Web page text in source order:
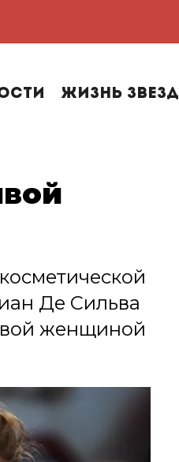
Жизнь звезд
Де Сильва
женщиной